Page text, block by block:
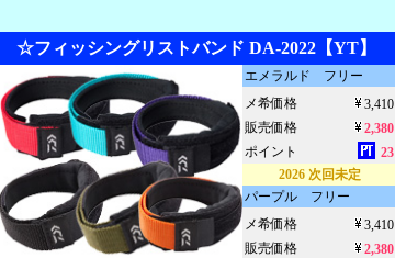
☆フィッシングリストバンド DA-2022【YT】
エメラルド フリー
メ希価格
3,410
販売価格
2,380
ポイント
23
2026 次回未定
パープル フリー
メ希価格
3,410
販売価格
2,380